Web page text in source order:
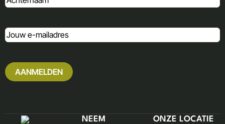
E-
NEEM
ONZE LOCATIE